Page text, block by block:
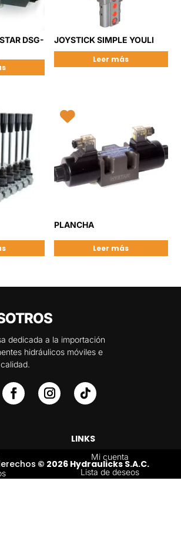
DSG-
JOYSTICK SIMPLE YOULI
Leer más
PLANCHA
Leer más
dedicada a la importación
hidráulicos móviles e
LINKS
Mi cuenta
Lista de deseos
© 2026 Hydraulicks S.A.C.